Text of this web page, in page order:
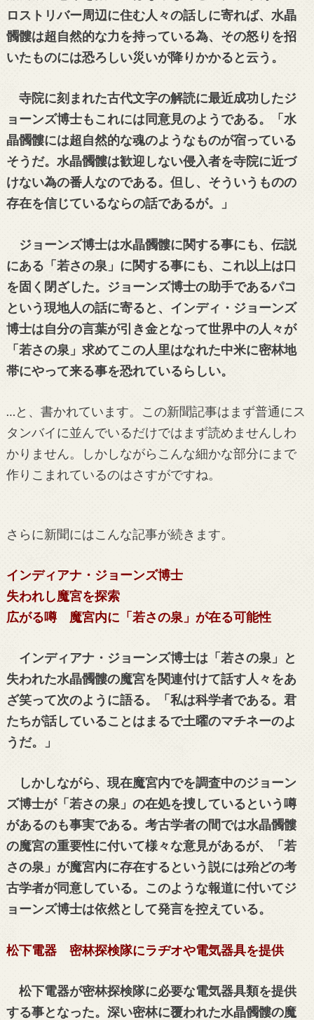
ロストリバー周辺に住む人々の話しに寄れば、水晶
髑髏は超自然的な力を持っている為、その怒りを招
いたものには恐ろしい災いが降りかかると云う。
寺院に刻まれた古代文字の解読に最近成功したジ
ョーンズ博士もこれには同意見のようである。「水
晶髑髏には超自然的な魂のようなものが宿っている
そうだ。水晶髑髏は歓迎しない侵入者を寺院に近づ
けない為の番人なのである。但し、そういうものの
存在を信じているならの話であるが。」
ジョーンズ博士は水晶髑髏に関する事にも、伝説
にある「若さの泉」に関する事にも、これ以上は口
を固く閉ざした。ジョーンズ博士の助手であるパコ
という現地人の話に寄ると、インディ・ジョーンズ
博士は自分の言葉が引き金となって世界中の人々が
「若さの泉」求めてこの人里はなれた中米に密林地
帯にやって来る事を恐れているらしい。
…と、書かれています。この新聞記事はまず普通にス
タンバイに並んでいるだけではまず読めませんしわ
かりません。しかしながらこんな細かな部分にまで
作りこまれているのはさすがですね。
さらに新聞にはこんな記事が続きます。
インディアナ・ジョーンズ博士
失われし魔宮を探索
広がる噂 魔宮内に「若さの泉」が在る可能性
インディアナ・ジョーンズ博士は「若さの泉」と
失われた水晶髑髏の魔宮を関連付けて話す人々をあ
ざ笑って次のように語る。「私は科学者である。君
たちが話していることはまるで土曜のマチネーのよ
うだ。」
しかしながら、現在魔宮内でを調査中のジョーン
ズ博士が「若さの泉」の在処を捜しているという噂
があるのも事実である。考古学者の間では水晶髑髏
の魔宮の重要性に付いて様々な意見があるが、「若
さの泉」が魔宮内に存在するという説には殆どの考
古学者が同意している。このような報道に付いてジ
ョーンズ博士は依然として発言を控えている。
松下電器 密林探検隊にラヂオや電気器具を提供
松下電器が密林探検隊に必要な電気器具類を提供
する事となった。深い密林に覆われた水晶髑髏の魔